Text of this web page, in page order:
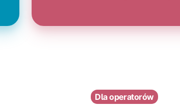
Dla operatorów